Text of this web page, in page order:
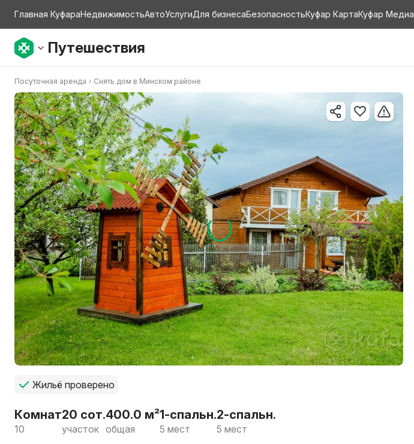
Главная КуфараНедвижимостьАвтоУслугиДля бизнесаБезопасностьКуфар КартаКуфар Медиа
Путешествия
Посуточная аренда Снять дом в Минском районе
Жильё проверено
Комнат
10
20 сот.
участок
400.0 м²
общая
1-спальн.
5 мест
2-спальн.
5 мест